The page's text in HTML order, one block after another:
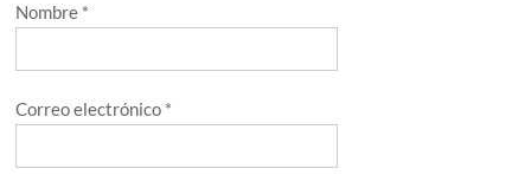
Nombre *
Correo electrónico *